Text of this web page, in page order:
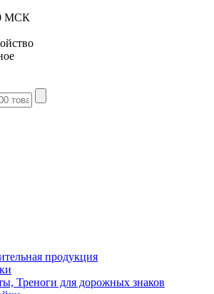
МСК
продукция
Треноги для дорожных знаков